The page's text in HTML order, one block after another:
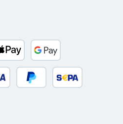
Apple PayGoogle Pay